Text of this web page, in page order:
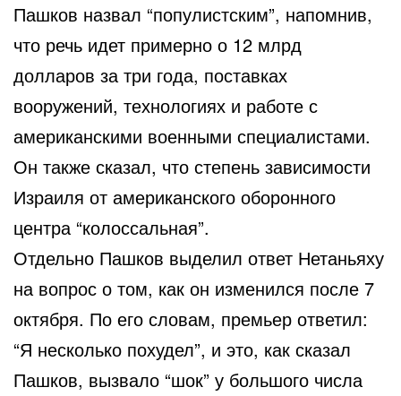
Пашков назвал “популистским”, напомнив,
что речь идет примерно о 12 млрд
долларов за три года, поставках
вооружений, технологиях и работе с
американскими военными специалистами.
Он также сказал, что степень зависимости
Израиля от американского оборонного
центра “колоссальная”.
Отдельно Пашков выделил ответ Нетаньяху
на вопрос о том, как он изменился после 7
октября. По его словам, премьер ответил:
“Я несколько похудел”, и это, как сказал
Пашков, вызвало “шок” у большого числа